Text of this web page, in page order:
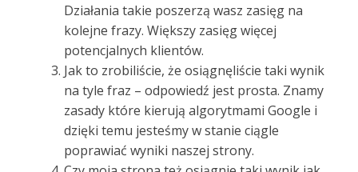
Działania takie poszerzą wasz zasięg na
kolejne frazy. Większy zasięg więcej
potencjalnych klientów.
Jak to zrobiliście, że osiągnęliście taki wynik
na tyle fraz – odpowiedź jest prosta. Znamy
zasady które kierują algorytmami Google i
dzięki temu jesteśmy w stanie ciągle
poprawiać wyniki naszej strony.